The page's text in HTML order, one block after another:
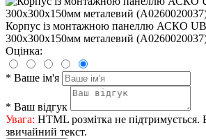
Корпус із монтажною панеллю АСКО
300х300х150мм металевий
Оцінка:
* Ваше ім'я
* Ваш відгук
Увага: HTML розмітка не підтримується.
звичайний текст.